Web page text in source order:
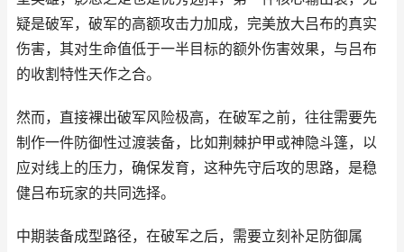
疑是破军，破军的高额攻击力加成，完美放大吕布的真实
伤害，其对生命值低于一半目标的额外伤害效果，与吕布
的收割特性天作之合。
然而，直接裸出破军风险极高，在破军之前，往往需要先
制作一件防御性过渡装备，比如荆棘护甲或神隐斗篷，以
应对线上的压力，确保发育，这种先守后攻的思路，是稳
健吕布玩家的共同选择。
中期装备成型路径，在破军之后，需要立刻补足防御属